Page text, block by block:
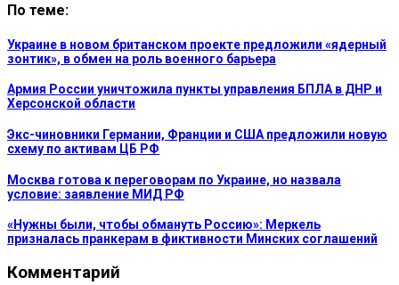
По теме:
Украине в новом британском проекте предложили «ядерный
зонтик», в обмен на роль военного барьера
Армия России уничтожила пункты управления БПЛА в ДНР и
Херсонской области
Экс-чиновники Германии, Франции и США предложили новую
схему по активам ЦБ РФ
Москва готова к переговорам по Украине, но назвала
условие: заявление МИД РФ
«Нужны были, чтобы обмануть Россию»: Меркель
призналась пранкерам в фиктивности Минских соглашений
Комментарий